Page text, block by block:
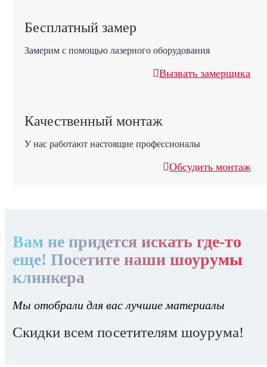
Бесплатный замер
Замерим с помощью лазерного оборудования
Вызвать замерщика
Качественный монтаж
У нас работают настоящие профессионалы
Обсудить монтаж
Вам не придется искать где-то
еще! Посетите наши шоурумы
клинкера
Мы отобрали для вас лучшие материалы
Скидки всем посетителям шоурума!